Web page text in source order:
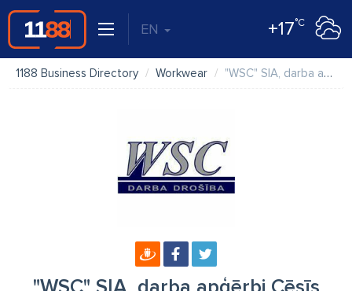
EN +17°C
1188 Business Directory Workwear "WSC" SIA, darba apģērbi Cēsīs